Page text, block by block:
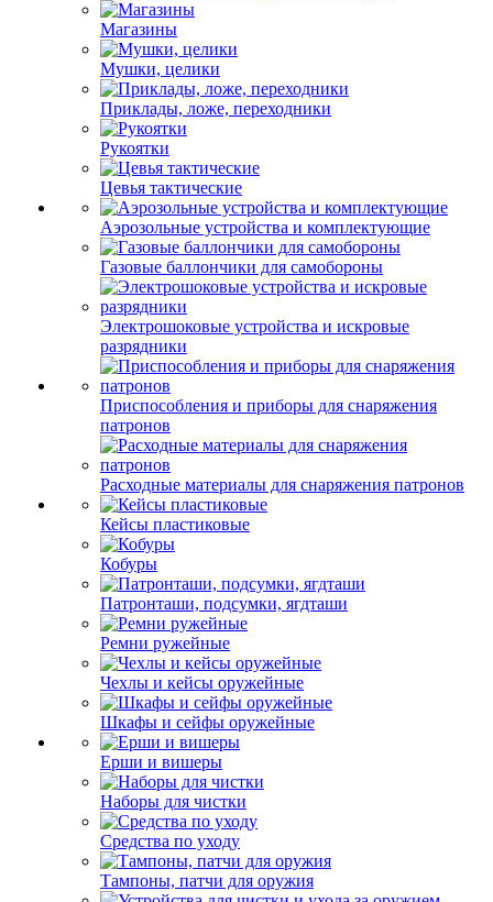
Магазины
Мушки, целики
Приклады, ложе, переходники
Рукоятки
Цевья тактические
Аэрозольные устройства и комплектующие
Газовые баллончики для самобороны
Электрошоковые устройства и искровые
разрядники
Приспособления и приборы для снаряжения
патронов
Расходные материалы для снаряжения патронов
Кейсы пластиковые
Кобуры
Патронташи, подсумки, ягдташи
Ремни ружейные
Чехлы и кейсы оружейные
Шкафы и сейфы оружейные
Ерши и вишеры
Наборы для чистки
Средства по уходу
Тампоны, патчи для оружия